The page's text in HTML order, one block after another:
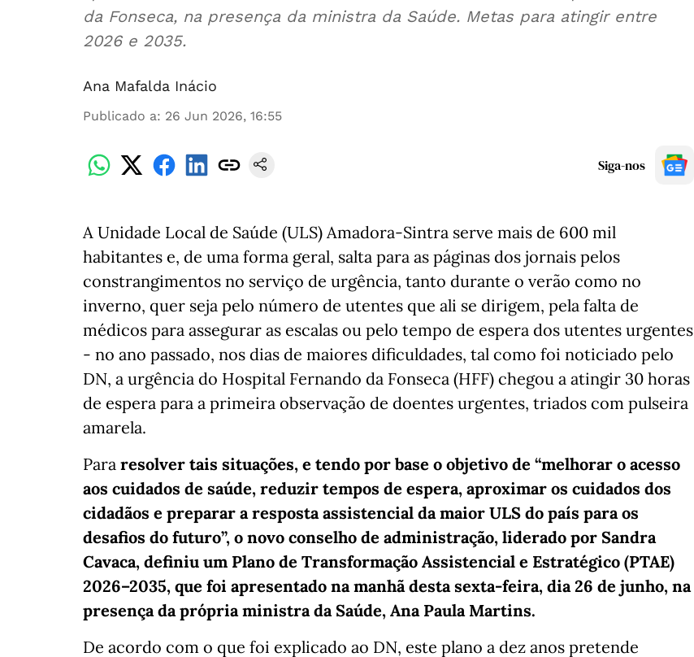
da Fonseca, na presença da ministra da Saúde. Metas para atingir entre
2026 e 2035.
Ana Mafalda Inácio
Publicado a: 26 Jun 2026, 16:55
Siga-nos
A Unidade Local de Saúde (ULS) Amadora-Sintra serve mais de 600 mil
habitantes e, de uma forma geral, salta para as páginas dos jornais pelos
constrangimentos no serviço de urgência, tanto durante o verão como no
inverno, quer seja pelo número de utentes que ali se dirigem, pela falta de
médicos para assegurar as escalas ou pelo tempo de espera dos utentes urgentes
- no ano passado, nos dias de maiores dificuldades, tal como foi noticiado pelo
DN, a urgência do Hospital Fernando da Fonseca (HFF) chegou a atingir 30 horas
de espera para a primeira observação de doentes urgentes, triados com pulseira
amarela.
Para resolver tais situações, e tendo por base o objetivo de “melhorar o acesso
aos cuidados de saúde, reduzir tempos de espera, aproximar os cuidados dos
cidadãos e preparar a resposta assistencial da maior ULS do país para os
desafios do futuro”, o novo conselho de administração, liderado por Sandra
Cavaca, definiu um Plano de Transformação Assistencial e Estratégico (PTAE)
2026–2035, que foi apresentado na manhã desta sexta-feira, dia 26 de junho, na
presença da própria ministra da Saúde, Ana Paula Martins.
De acordo com o que foi explicado ao DN, este plano a dez anos pretende